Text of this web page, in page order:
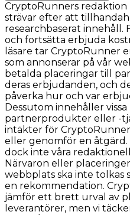
CryptoRunners redaktion
strävar efter att
researchbaserat innehåll.
och fortsätta erbjuda
läsare tar CryptoRunner
som annonserar på vår
betalda placeringar till
deras erbjudanden, och
påverka hur och var
Dessutom innehåller
partnerprodukter eller -
intäkter för
eller genomför en
dock inte våra
Närvaron eller
webbplats ska inte
en rekommendation.
jämför ett brett urval av
leverantörer, men vi